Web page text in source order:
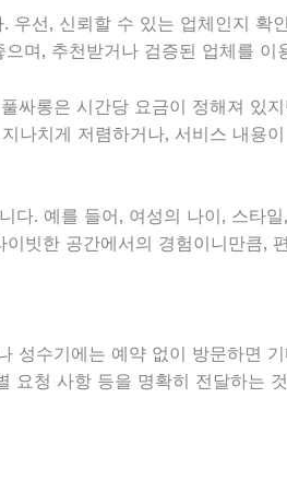
선, 신뢰할 수 있는 업체인지 확
며, 추천받거나 검증된 업체를 이
싸롱은 시간당 요금이 정해져 있
나치게 저렴하거나, 서비스 내용
다. 예를 들어, 여성의 나이, 스타
빗한 공간에서의 경험이니만큼,
성수기에는 예약 없이 방문하면
요청 사항 등을 명확히 전달하는